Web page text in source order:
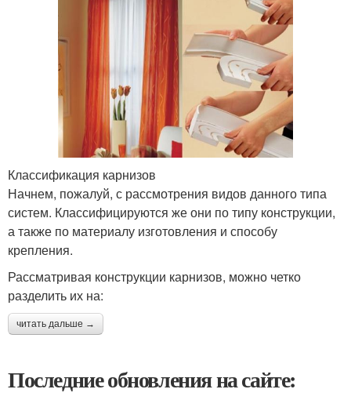
Классификация карнизов
Начнем, пожалуй, с рассмотрения видов данного типа
систем. Классифицируются же они по типу конструкции,
а также по материалу изготовления и способу
крепления.
Рассматривая конструкции карнизов, можно четко
разделить их на:
читать дальше →
Последние обновления на сайте: